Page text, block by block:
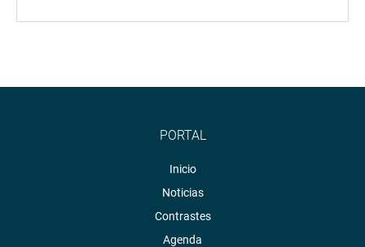
PORTAL
Inicio
Noticias
Contrastes
Agenda